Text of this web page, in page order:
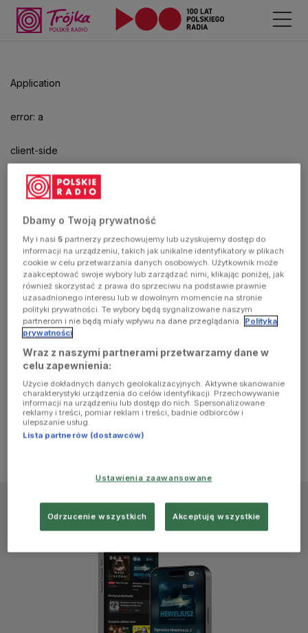
Application
error: a
client-side
exception
has
occurred
(see the
browser
console for
more
information)
Dbamy o Twoją prywatność
My i nasi5 partnerzy przechowujemy lub uzyskujemy dostęp do
informacji na urządzeniu, takich jak unikalne identyfikatory w plikach
cookie w celu przetwarzania danych osobowych. Użytkownik może
zaakceptować swoje wybory lub zarządzać nimi, klikając poniżej, jak
również skorzystać z prawa do sprzeciwu na podstawie prawnie
uzasadnionego interesu lub w dowolnym momencie na stronie
polityki prywatności. Te wybory będą sygnalizowane naszym
partnerom i nie będą miały wpływu na dane przeglądania. Polityka
prywatności
Wraz z naszymi partnerami przetwarzamy dane w
celu zapewnienia:
Użycie dokładnych danych geolokalizacyjnych. Aktywne skanowanie
charakterystyki urządzenia do celów identyfikacji. Przechowywanie
informacji na urządzeniu lub dostęp do nich. Spersonalizowane
reklamy i treści, pomiar reklam i treści, badnie odbiorców i
ulepszanie usług.
Lista partnerów (dostawców)
Ustawienia zaawansowane
Odrzucenie wszystkich Akceptuję wszystkie